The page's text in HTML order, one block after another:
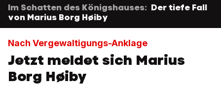
Im Schatten des Königshauses: Der tiefe Fall
von Marius Borg Høiby
Nach Vergewaltigungs-Anklage
Jetzt meldet sich Marius
Borg Høiby